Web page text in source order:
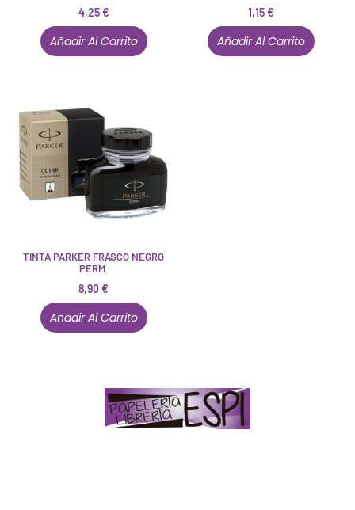
4,25€
Añadir Al Carrito
1,15€
Añadir Al Carrito
TINTA PARKER FRASCO NEGRO
PERM.
8,90€
Añadir Al Carrito